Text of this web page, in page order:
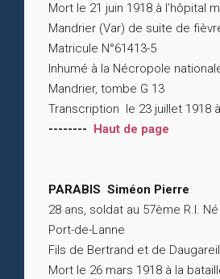
Mort le 21 juin 1918 à l’hôpital
Mandrier (Var) de suite de
Matricule N°61413-5
Inhumé à la Nécropole
Mandrier, tombe G 13
Transcription le 23 juillet 1918
-------- Haut de page
PARABIS Siméon Pierre
28 ans, soldat au 57ème R.I.
Port-de-Lanne
Fils de Bertrand et de
Mort le 26 mars 1918 à la